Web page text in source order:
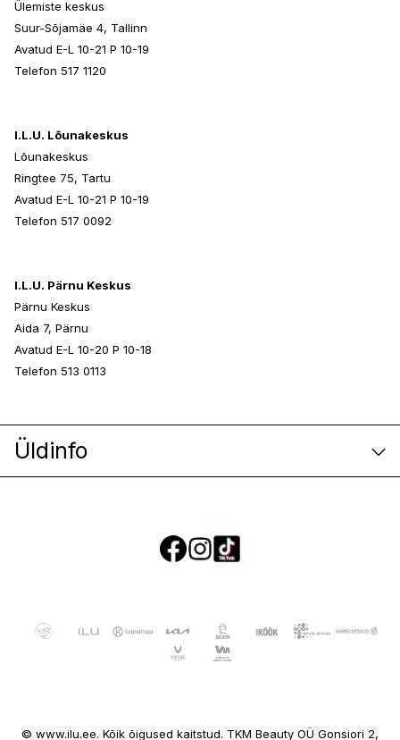
Ülemiste keskus
Suur-Sõjamäe 4, Tallinn
Avatud E-L 10-21 P 10-19
Telefon 517 1120
I.L.U. Lõunakeskus
Lõunakeskus
Ringtee 75, Tartu
Avatud E-L 10-21 P 10-19
Telefon 517 0092
I.L.U. Pärnu Keskus
Pärnu Keskus
Aida 7, Pärnu
Avatud E-L 10-20 P 10-18
Telefon 513 0113
Üldinfo
© www.ilu.ee. Kõik õigused kaitstud. TKM Beauty OÜ Gonsiori 2,